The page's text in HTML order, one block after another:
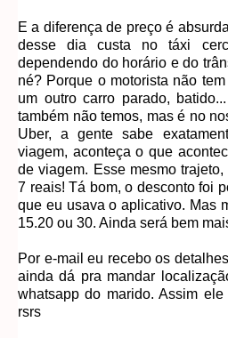
E a diferença de preço é
desse dia custa no táxi
dependendo do horário e do
né? Porque o motorista não
um outro carro parado,
também não temos, mas é no
Uber, a gente sabe
viagem, aconteça o que
de viagem. Esse mesmo
7 reais! Tá bom, o desconto foi
que eu usava o aplicativo. Mas
15.20 ou 30. Ainda será bem
Por e-mail eu recebo os
ainda dá pra mandar
whatsapp do marido. Assim
rsrs